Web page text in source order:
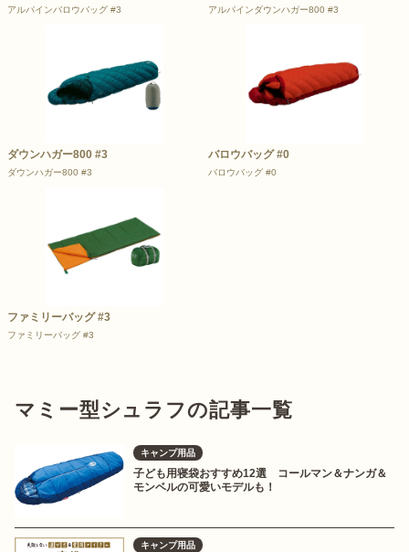
アルパインバロウバッグ #3 アルパインダウンハガー800 #3
ダウンハガー800 #3
ダウンハガー800 #3
バロウバッグ #0
バロウバッグ #0
ファミリーバッグ #3
ファミリーバッグ #3
マミー型シュラフの記事一覧
キャンプ用品
子ども用寝袋おすすめ12選 コールマン＆ナンガ＆
モンベルの可愛いモデルも！
キャンプ用品